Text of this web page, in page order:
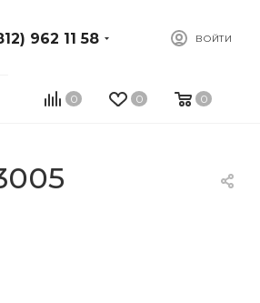
ВОЙТИ
962 11 58
0 0 0